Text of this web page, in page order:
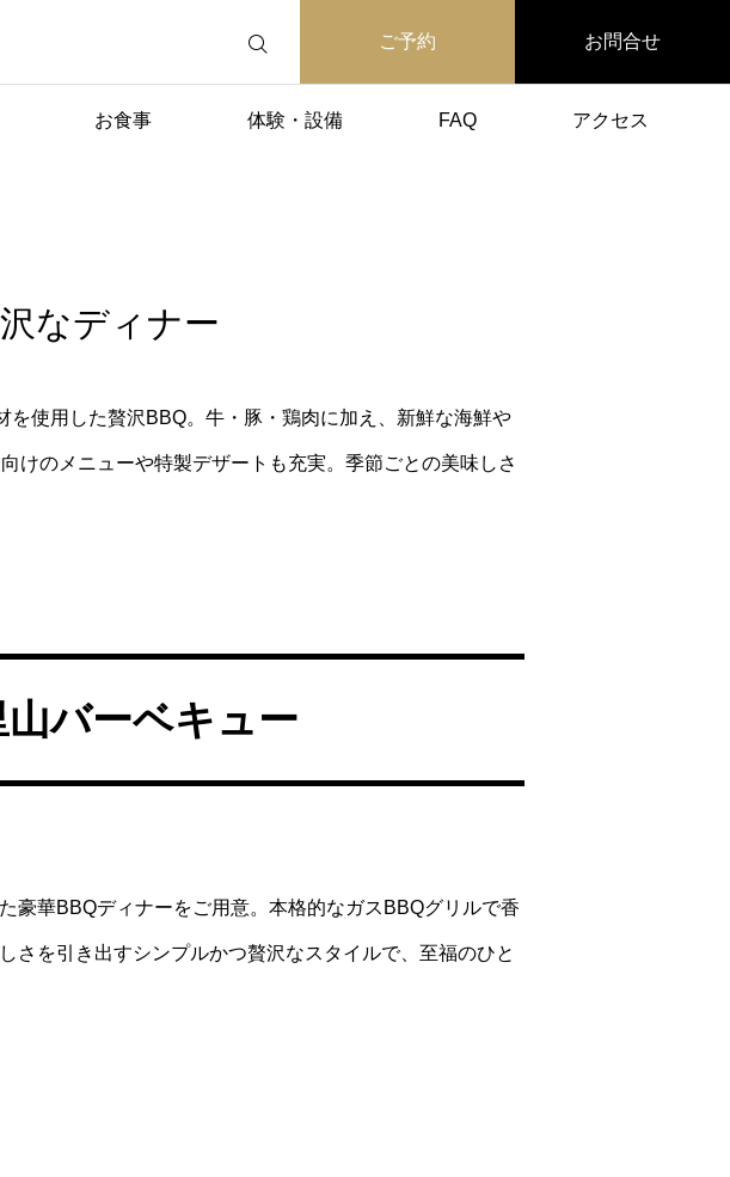
ご予約 お問合せ
お食事 体験・設備 FAQ アクセス
なディナー
使用した贅沢BBQ。牛・豚・鶏肉に加え、新鮮な海鮮や
けのメニューや特製デザートも充実。季節ごとの美味しさ
バーベキュー
豪華BBQディナーをご用意。本格的なガスBBQグリルで香
さを引き出すシンプルかつ贅沢なスタイルで、至福のひと